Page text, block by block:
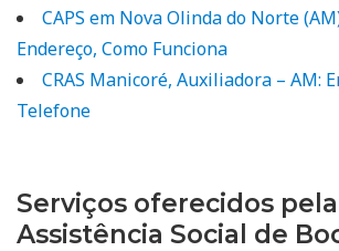
CAPS em Nova Olinda do Norte
Endereço, Como Funciona
CRAS Manicoré, Auxiliadora – AM:
Telefone
Serviços oferecidos pela
Assistência Social de